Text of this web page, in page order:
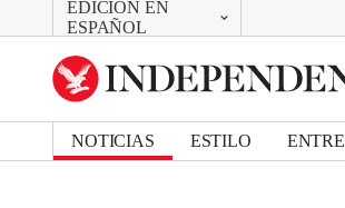
EDICIÓN EN
ESPAÑOL
CAMBIAR
UK Edition
US Edition
NOTICIAS ESTILO
Bookmark popover
Removed from bookmarks
Close popover